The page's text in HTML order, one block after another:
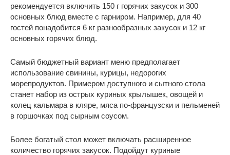
рекомендуется включить 150 г горячих закусок и 300
основных блюд вместе с гарниром. Например, для 40
гостей понадобится 6 кг разнообразных закусок и 12 кг
основных горячих блюд.
Самый бюджетный вариант меню предполагает
использование свинины, курицы, недорогих
морепродуктов. Примером доступного и сытного стола
станет набор из острых куриных крылышек, овощей и
колец кальмара в кляре, мяса по-французски и пельменей
в горшочках под сырным соусом.
Более богатый стол может включать расширенное
количество горячих закусок. Подойдут куриные